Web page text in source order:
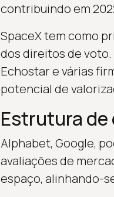
contribuindo em
SpaceX tem como
dos direitos de
Echostar e várias
potencial de
Estrutura
Alphabet, Google,
avaliações de
espaço, alinhando-